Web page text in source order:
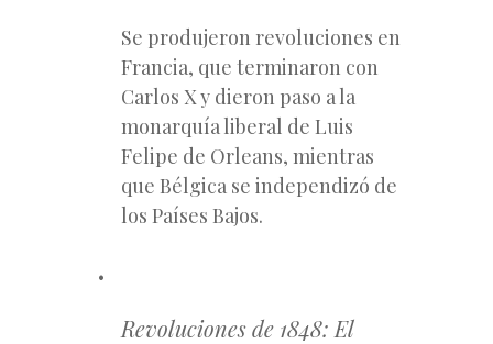
Se produjeron revoluciones en
Francia, que terminaron con
Carlos X y dieron paso a la
monarquía liberal de Luis
Felipe de Orleans, mientras
que Bélgica se independizó de
los Países Bajos.
Revoluciones de 1848: El